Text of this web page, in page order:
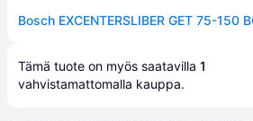
Bosch EXCENTERSLIBER GET 75-150
Tämä tuote on myös saatavilla 1
vahvistamattomalla kauppa.